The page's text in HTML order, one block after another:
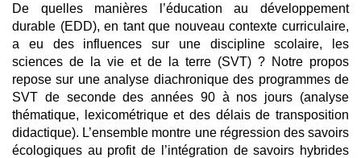
De quelles manières l’éducation au développement
durable (EDD), en tant que nouveau contexte curriculaire,
a eu des influences sur une discipline scolaire, les
sciences de la vie et de la terre (SVT) ? Notre propos
repose sur une analyse diachronique des programmes de
SVT de seconde des années 90 à nos jours (analyse
thématique, lexicométrique et des délais de transposition
didactique). L’ensemble montre une régression des savoirs
écologiques au profit de l’intégration de savoirs hybrides